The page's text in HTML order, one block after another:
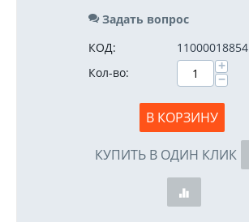
Задать вопрос
КОД:
11000018854
Кол-во:
+
−
В КОРЗИНУ
КУПИТЬ В ОДИН КЛИК